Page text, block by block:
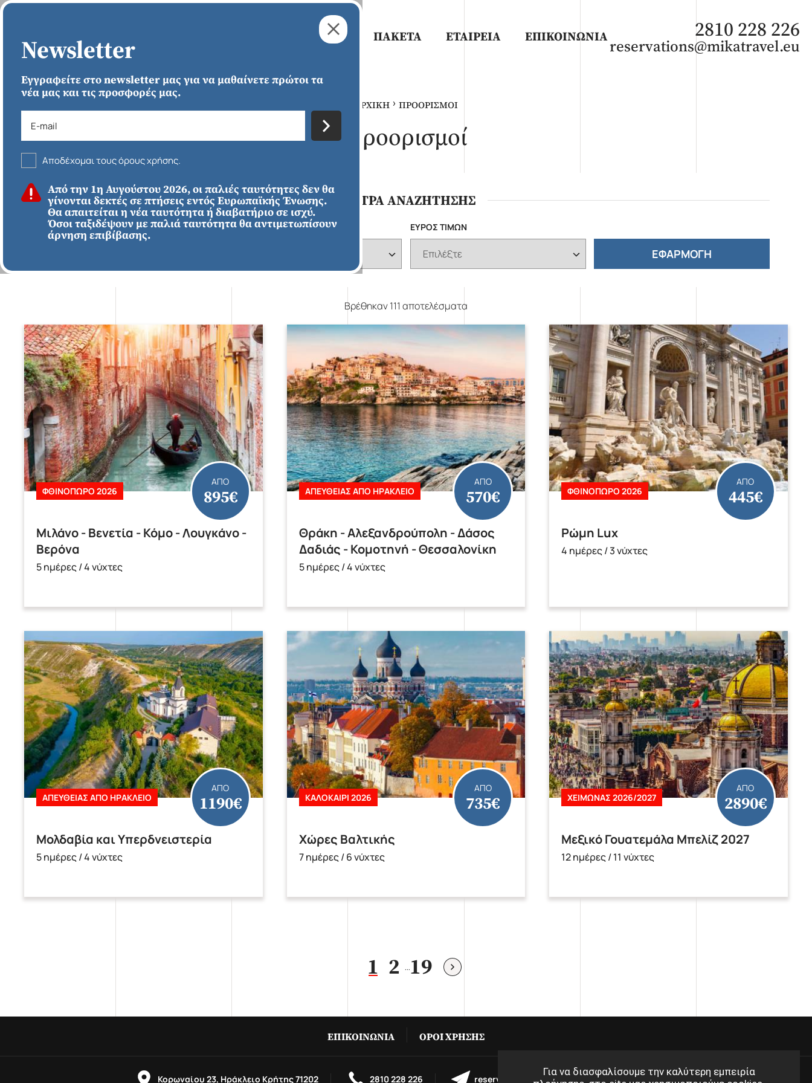
Για να διασφαλίσουμε την καλύτερη εμπειρία
Newsletter
Εγγραφείτε στο newsletter μας για να μαθαίνετε πρώτοι τα
νέα μας και τις προσφορές μας.
Αποδέχομαι τους όρους χρήσης.
Από την 1η Αυγούστου 2026, οι παλιές ταυτότητες δεν θα
γίνονται δεκτές σε πτήσεις εντός Ευρωπαϊκής Ένωσης.
Θα απαιτείται η νέα ταυτότητα ή διαβατήριο σε ισχύ.
Όσοι ταξιδέψουν με παλιά ταυτότητα θα αντιμετωπίσουν
άρνηση επιβίβασης.
ΠΡΟΟΡΙΣΜΟΙ ΠΑΚΕΤΑ ΕΤΑΙΡΕΙΑ ΕΠΙΚΟΙΝΩΝΙΑ
Απευθείας απο
Ηράκλειο
Εκτός Ευρώπης
Χριστούγεννα &
Πρωτοχρονιά
Χειμώνας
Φθινόπωρο 2026
Groups
ΕΥΡΩΠΗ ΑΜΕΡΙΚΗ
2810 228 226
reservations@mikatravel.eu
ΑΡΧΙΚΗ › ΠΡΟΟΡΙΣΜΟΙ
Προορισμοί
ΦΙΛΤΡΑ ΑΝΑΖΗΤΗΣΗΣ
ΠΡΟΟΡΙΣΜΟΙ ΚΑΤΗΓΟΡΙΑ ΕΥΡΟΣ ΤΙΜΩΝ
ΕΦΑΡΜΟΓΗ
Βρέθηκαν 111 αποτελέσματα
Μιλάνο - Βενετία - Κόμο - Λουγκάνο -
Βερόνα
5 ημέρες / 4 νύχτες
ΑΠΟ
895€
ΦΘΙΝΟΠΩΡΟ 2026
Θράκη - Αλεξανδρούπολη - Δάσος
Δαδιάς - Κομοτηνή - Θεσσαλονίκη
5 ημέρες / 4 νύχτες
ΑΠΟ
570€
ΑΠΕΥΘΕΙΑΣ ΑΠΟ ΗΡΑΚΛΕΙΟ
Ρώμη Lux
4 ημέρες / 3 νύχτες
ΑΠΟ
445€
ΦΘΙΝΟΠΩΡΟ 2026
Μολδαβία και Υπερδνειστερία
5 ημέρες / 4 νύχτες
ΑΠΟ
1190€
ΑΠΕΥΘΕΙΑΣ ΑΠΟ ΗΡΑΚΛΕΙΟ
Χώρες Βαλτικής
7 ημέρες / 6 νύχτες
ΑΠΟ
735€
ΚΑΛΟΚΑΙΡΙ 2026
Μεξικό Γουατεμάλα Μπελίζ 2027
12 ημέρες / 11 νύχτες
ΑΠΟ
2890€
ΧΕΙΜΩΝΑΣ 2026/2027
1 2 ...19
ΕΠΙΚΟΙΝΩΝΊΑ ΌΡΟΙ ΧΡΉΣΗΣ
Κορωναίου 23, Ηράκλειο Κρήτης 71202 2810 228 226 reservations@mikatravel.eu Follow us